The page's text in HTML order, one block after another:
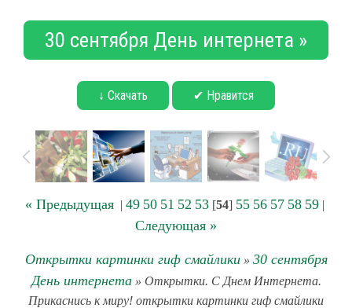
30 сентября День интернета »
↓ Скачать ✔ Нравится
« Предыдущая| 49 50 51 52 53[54] 55 56 57 58 59|
Следующая »
Открытки картинки гиф смайлики» 30 сентября
День интернета» Открытки. С Днем Интернета.
Прикаснись к миру! открытки картинки гиф смайлики